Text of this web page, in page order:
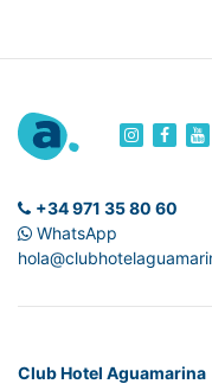
+34 971 35 80 60
WhatsApp
Club Hotel Aguamarina